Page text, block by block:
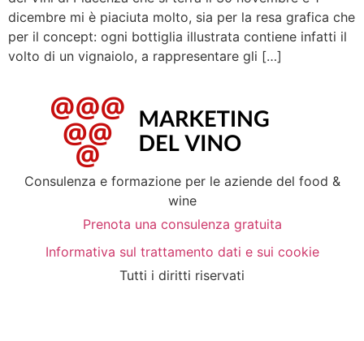
dicembre mi è piaciuta molto, sia per la resa grafica che
per il concept: ogni bottiglia illustrata contiene infatti il
volto di un vignaiolo, a rappresentare gli […]
Consulenza e formazione per le aziende del food &
wine
Prenota una consulenza gratuita
Informativa sul trattamento dati e sui cookie
Tutti i diritti riservati